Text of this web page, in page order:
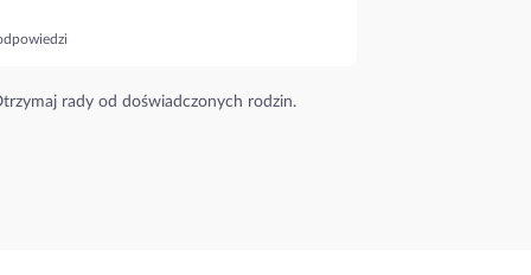
rady od doświadczonych rodzin.